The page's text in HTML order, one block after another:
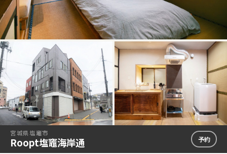
宮城県塩竈市
Roopt塩竈海岸通 予約